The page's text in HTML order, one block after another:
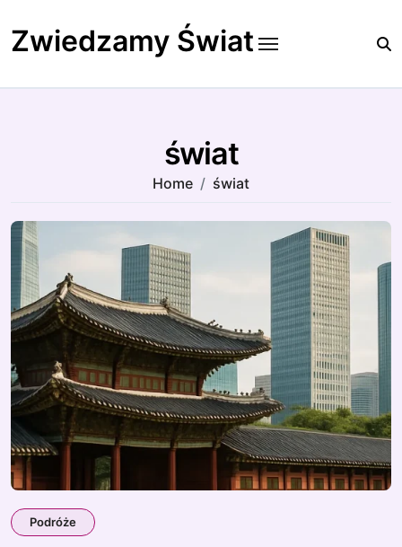
to
content
Zwiedzamy Świat
świat
Home świat
Podróże